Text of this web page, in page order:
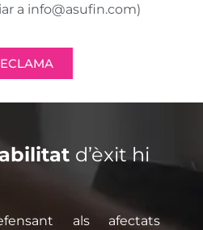
a info@asufin.com)
d’èxit hi
als afectats